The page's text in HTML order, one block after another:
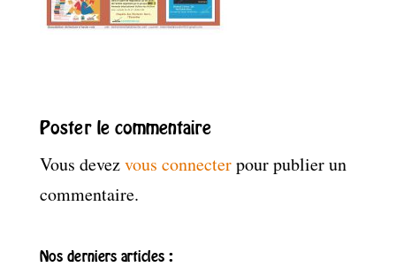
Poster le commentaire
Vous devezvous connecterpour publier un
commentaire.
Nos derniers articles :